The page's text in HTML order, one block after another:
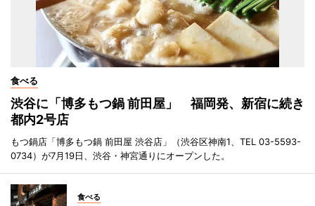
食べる
渋谷に「博多もつ鍋 前田屋」 福岡発、新宿に続き
都内2号店
もつ鍋店「博多もつ鍋 前田屋 渋谷店」（渋谷区神南1、TEL 03-5593-
0734）が7月19日、渋谷・神宮通りにオープンした。
食べる